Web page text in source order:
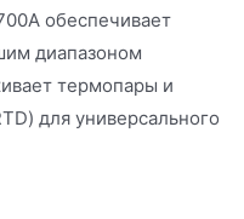
обеспечивает
диапазоном
термопары и
для универсального